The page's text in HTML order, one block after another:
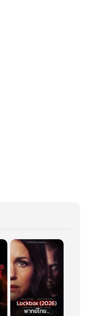
Lockbox (2026)
พากย์ไทย...